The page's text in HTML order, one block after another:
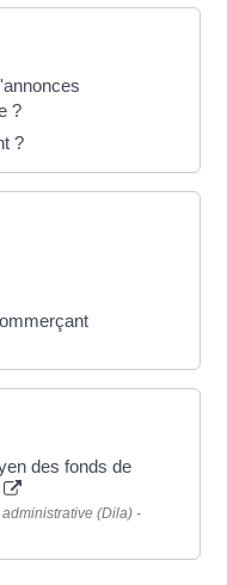
?
?
des fonds de
(Dila) -